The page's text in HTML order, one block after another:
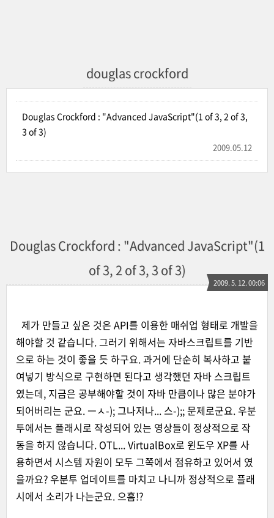
douglas crockford
Douglas Crockford : "Advanced JavaScript"(1 of 3, 2 of 3,
3 of 3)
2009.05.12
Douglas Crockford : "Advanced JavaScript"(1
of 3, 2 of 3, 3 of 3)
2009. 5. 12. 00:06
제가 만들고 싶은 것은 API를 이용한 매쉬업 형태로 개발을
해야할 것 같습니다. 그러기 위해서는 자바스크립트를 기반
으로 하는 것이 좋을 듯 하구요. 과거에 단순히 복사하고 붙
여넣기 방식으로 구현하면 된다고 생각했던 자바 스크립트
였는데, 지금은 공부해야할 것이 자바 만큼이나 많은 분야가
되어버리는 군요. ㅡㅅ-); 그나저나... 스-);; 문제로군요. 우분
투에서는 플래시로 작성되어 있는 영상들이 정상적으로 작
동을 하지 않습니다. OTL... VirtualBox로 윈도우 XP를 사
용하면서 시스템 자원이 모두 그쪽에서 점유하고 있어서 였
을까요?우분투 업데이트를 마치고 나니까 정상적으로 플래
시에서 소리가 나는군요. 으흠!?